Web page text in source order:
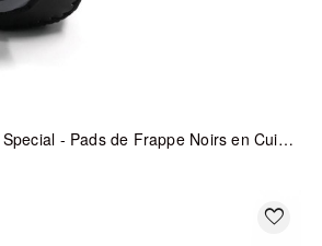
Pattes d'Ours Twins Special - Pads de Frappe Noirs en Cuir Thaï
favorite_border